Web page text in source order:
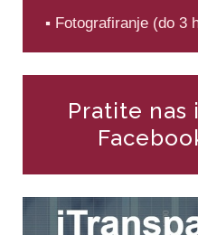
▪ Fotografiranje (do 3
Pratite nas